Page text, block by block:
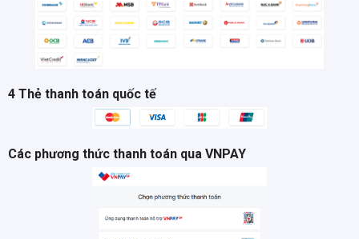
4 Thẻ thanh toán quốc tế
Các phương thức thanh toán qua VNPAY